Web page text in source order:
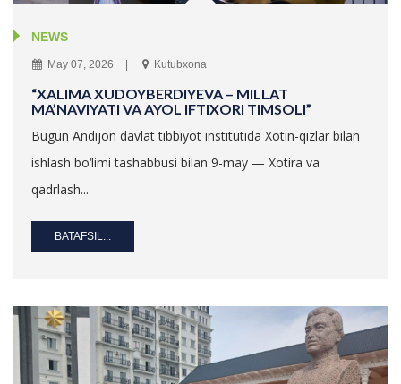
NEWS
May 07, 2026 Kutubxona
“XALIMA XUDOYBERDIYEVA – MILLAT
MA’NAVIYATI VA AYOL IFTIXORI TIMSOLI”
Bugun Andijon davlat tibbiyot institutida Xotin-qizlar bilan
ishlash bo‘limi tashabbusi bilan 9-may — Xotira va
qadrlash...
BATAFSIL...